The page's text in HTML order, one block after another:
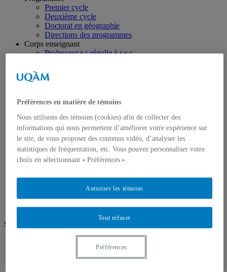
Premier cycle
Deuxième cycle
Doctorat en géographie
Directions des programmes
Corps enseignant
Professeur.e.s régulie.è.r.e.s
Professeur.e.s invité.e.s
Chargé.e.s de cours de géographie
Équipes et unités de recherche
Axes de recherche
Publications
Mémoires et thèses
Laboratoires
Équipements de recherche
Médias
Revue de presse
Suivez-nous
Préférences en matière de témoins
Nous utilisons des témoins (cookies) afin de collecter des
informations qui nous permettent d’améliorer votre expérience sur
le site, de vous proposer des contenus vidéo, d’analyser les
statistiques de fréquentation, etc. Vous pouvez personnaliser votre
choix en sélectionnant « Préférences ».
Tout refuser
Autoriser les témoins
Préférences